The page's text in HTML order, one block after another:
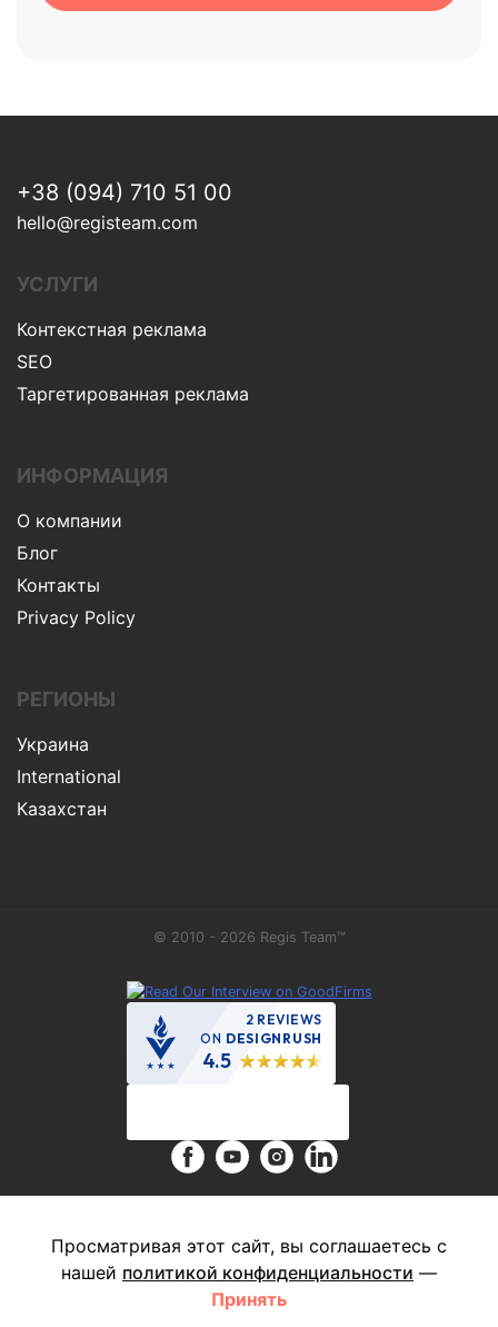
+38 (094) 710 51 00
hello@registeam.com
УСЛУГИ
Контекстная реклама
SEO
Таргетированная реклама
ИНФОРМАЦИЯ
О компании
Блог
Контакты
Privacy Policy
РЕГИОНЫ
Украина
International
Казахстан
© 2010 - 2026 Regis Team™
2 REVIEWS
ON DESIGNRUSH
4.5
Terms of Serviceapply.
Просматривая этот сайт, вы соглашаетесь с
нашей политикой конфиденциальности —
Принять